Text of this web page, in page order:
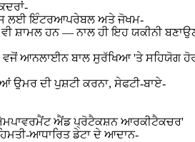
ਲਈ ਇੰਟਰਆਪਰੇਬਲ ਅਤੇ ਜੋਖਮ-
ਸ਼ਾਮਲ ਹਨ — ਨਾਲ ਹੀ ਇਹ ਯਕੀਨੀ
ਵਜੋਂ ਆਨਲਾਈਨ ਬਾਲ ਸੁਰੱਖਿਆ 'ਤੇ ਸਹਿਯੋਗ
ਦੀ ਪੁਸ਼ਟੀ ਕਰਨਾ, ਸੇਫਟੀ-ਬਾਏ-
ਐਮਪਾਵਰਮੈਂਟ ਐਂਡ ਪ੍ਰੋਟੈਕਸ਼ਨ ਆਰਕੀਟੈਕਚਰ'
ਆਧਾਰਿਤ ਡੇਟਾ ਦੇ ਆਦਾਨ-